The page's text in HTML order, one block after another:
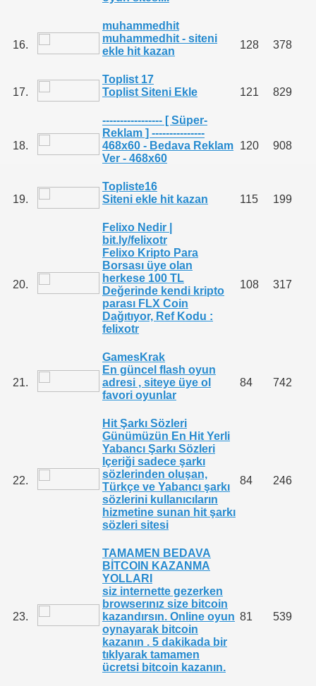
16.
muhammedhit
muhammedhit - siteni
ekle hit kazan
128 378
17.
Toplist 17
Toplist Siteni Ekle
121 829
18.
----------------- [ Süper-
Reklam ] ---------------
468x60 - Bedava Reklam
Ver - 468x60
120 908
19.
Topliste16
Siteni ekle hit kazan
115 199
20.
Felixo Nedir |
bit.ly/felixotr
Felixo Kripto Para
Borsası üye olan
herkese 100 TL
Değerinde kendi kripto
parası FLX Coin
Dağıtıyor, Ref Kodu :
felixotr
108 317
21.
GamesKrak
En güncel flash oyun
adresi , siteye üye ol
favori oyunlar
84 742
22.
Hit Şarkı Sözleri
Günümüzün En Hit Yerli
Yabancı Şarkı Sözleri
Içeriği sadece şarkı
sözlerinden oluşan,
Türkçe ve Yabancı şarkı
sözlerini kullanıcıların
hizmetine sunan hit şarkı
sözleri sitesi
84 246
23.
TAMAMEN BEDAVA
BİTCOIN KAZANMA
YOLLARI
siz internette gezerken
browserınız size bitcoin
kazandırsın. Online oyun
oynayarak bitcoin
kazanın . 5 dakikada bir
tıklyarak tamamen
ücretsi bitcoin kazanın.
81 539